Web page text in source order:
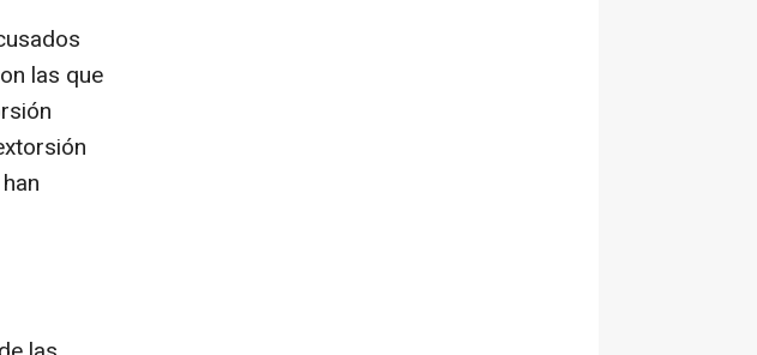
las que